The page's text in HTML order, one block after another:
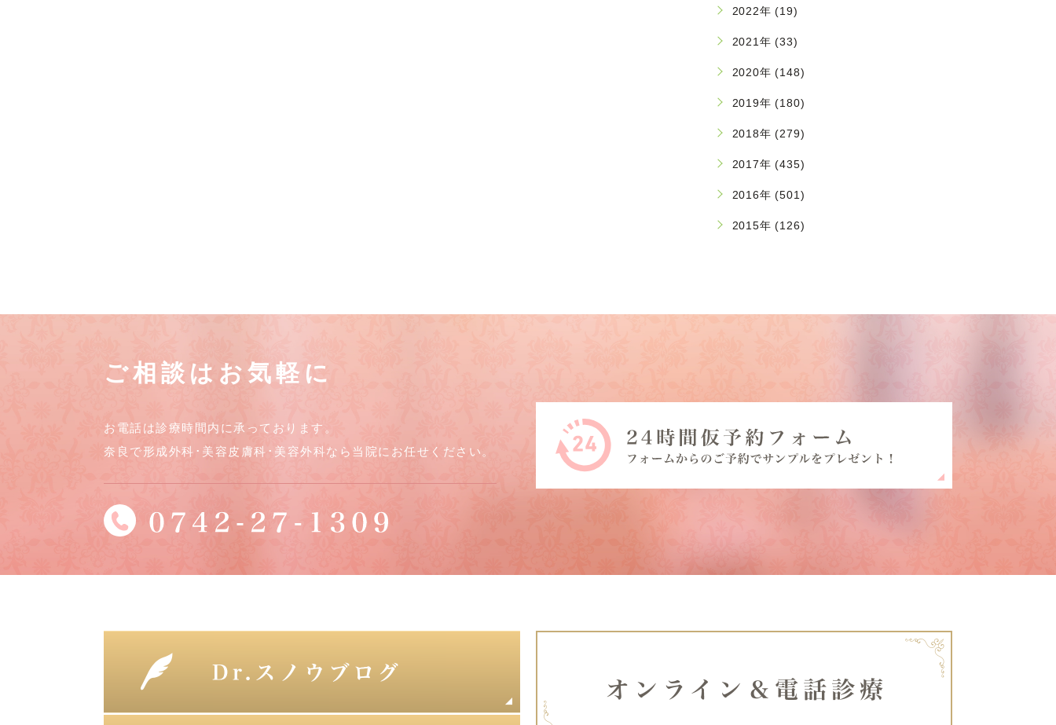
2022年 (19)
2021年 (33)
2020年 (148)
2019年 (180)
2018年 (279)
2017年 (435)
2016年 (501)
2015年 (126)
ご相談はお気軽に
お電話は診療時間内に承っております。
奈良で形成外科･美容皮膚科･美容外科なら当院にお任せください。